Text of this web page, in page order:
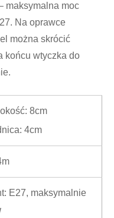
maksymalna moc
Na oprawce
można skrócić
końcu wtyczka do
8cm
4cm
E27, maksymalnie